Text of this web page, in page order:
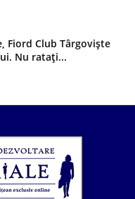
Fiord Club Târgoviște
Nu ratați...